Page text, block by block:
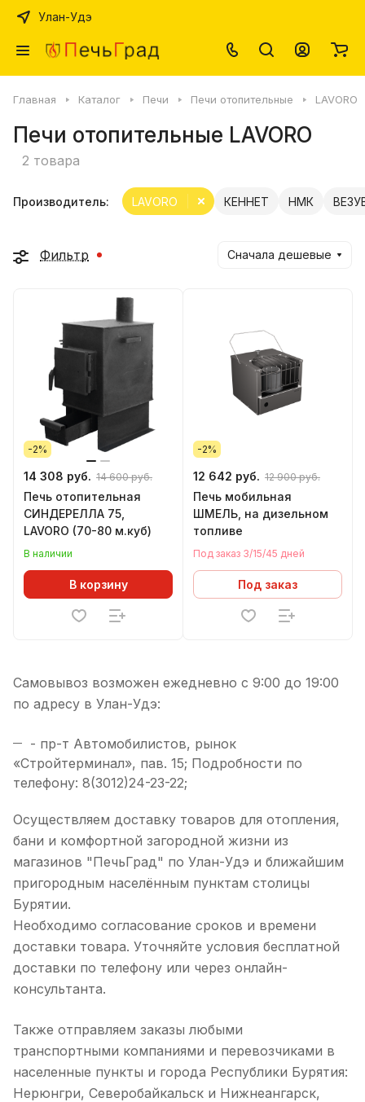
Улан-Удэ
Главная Каталог Печи Печи отопительные LAVORO
Печи отопительные LAVORO
2 товара
Производитель: КЕННЕТ НМК
LAVORO
Фильтр Сначала дешевые
-2%
14 308 руб. 14 600 руб.
Печь отопительная
СИНДЕРЕЛЛА 75,
LAVORO (70-80 м.куб)
В наличии
В корзину
-2%
12 642 руб. 12 900 руб.
Печь мобильная
ШМЕЛЬ, на дизельном
топливе
Под заказ 3/15/45 дней
Под заказ
Самовывоз возможен ежедневно с 9:00 до 19:00
по адресу в Улан-Удэ:
- пр-т Автомобилистов, рынок
«Стройтерминал», пав. 15; Подробности по
телефону: 8(3012)24-23-22;
Осуществляем доставку товаров для отопления,
бани и комфортной загородной жизни из
магазинов "ПечьГрад" по Улан-Удэ и ближайшим
пригородным населённым пунктам столицы
Бурятии.
Необходимо согласование сроков и времени
доставки товара. Уточняйте условия бесплатной
доставки по телефону или через онлайн-
консультанта.
Также отправляем заказы любыми
транспортными компаниями и перевозчиками в
населенные пункты и города Республики Бурятия:
Нерюнгри, Северобайкальск и Нижнеангарск,